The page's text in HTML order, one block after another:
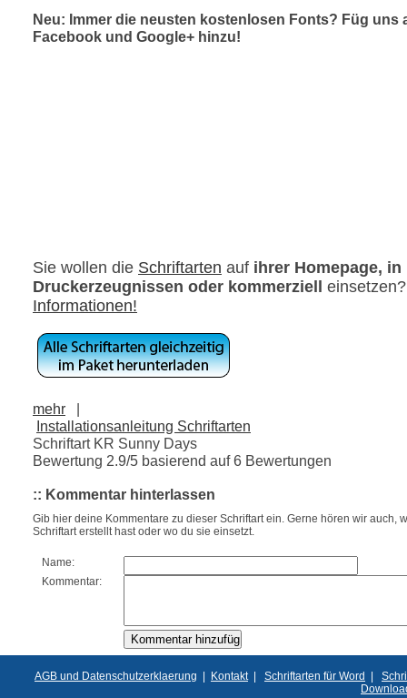
Neu: Immer die neusten kostenlosen Fonts? Füg uns
Facebook und Google+ hinzu!
Sie wollen die Schriftarten auf ihrer Homepage, in
Druckerzeugnissen oder kommerziell
Informationen!
mehr
|
Installationsanleitung Schriftarten
Schriftart KR Sunny Days
Bewertung 2.9/5 basierend auf6 Bewertungen
:: Kommentar hinterlassen
Gib hier deine Kommentare zu dieser Schriftart ein. Gerne hören wir auch,
Schriftart erstellt hast oder wo du sie einsetzt.
Name:
Kommentar:
AGB und Datenschutzerklaerung | Kontakt| Schriftarten für Word |